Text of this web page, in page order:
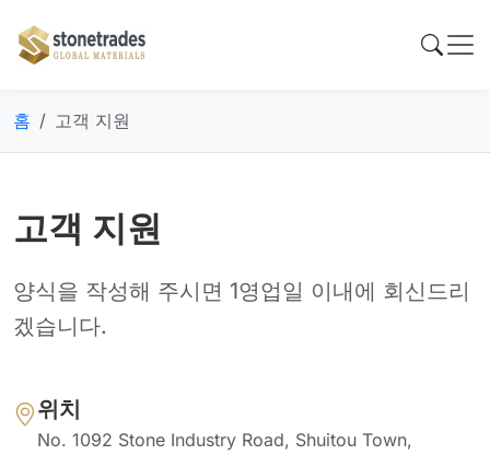
홈 고객 지원
고객 지원
양식을 작성해 주시면 1영업일 이내에 회신드리
겠습니다.
위치
No. 1092 Stone Industry Road, Shuitou Town,